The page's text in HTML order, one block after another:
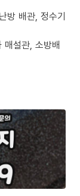
방 배관, 정수기
매설관, 소방배